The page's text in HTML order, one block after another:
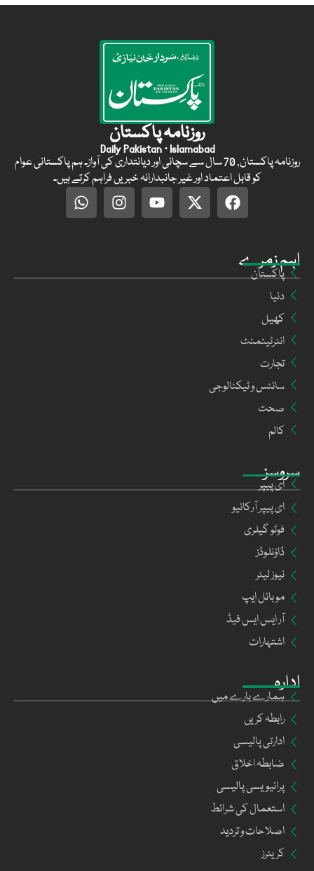
ادارہ
ہمارے بارے میں
رابطہ کریں
ادارتی پالیسی
ضابطہ اخلاق
پرائیویسی پالیسی
استعمال کی شرائط
اصلاحات و تردید
کریئرز
سروسز
ای پیپر
ای پیپر آرکائیو
فوٹو گیلری
ڈاؤنلوڈز
نیوز لیٹر
موبائل ایپ
آر ایس ایس فیڈ
اشتہارات
اہم زمرے
پاکستان
دنیا
کھیل
انٹرٹینمنٹ
تجارت
سائنس و ٹیکنالوجی
صحت
کالم
روزنامہ پاکستان
Daily Pakistan · Islamabad
روزنامہ پاکستان, 70 سال سے سچائی اور دیانتداری کی آواز۔ ہم پاکستانی عوام
کو قابل اعتماد اور غیر جانبدارانہ خبریں فراہم کرتے ہیں۔